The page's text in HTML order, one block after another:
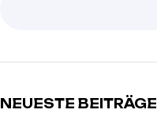
NEUESTE BEITRÄGE